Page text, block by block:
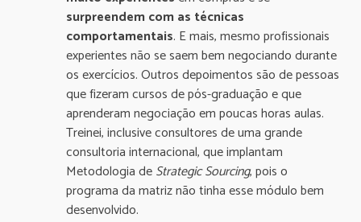
surpreendem com as técnicas
comportamentais. E mais, mesmo profissionais
experientes não se saem bem negociando durante
os exercícios. Outros depoimentos são de pessoas
que fizeram cursos de pós-graduação e que
aprenderam negociação em poucas horas aulas.
Treinei, inclusive consultores de uma grande
consultoria internacional, que implantam
Metodologia deStrategic Sourcing, pois o
programa da matriz não tinha esse módulo bem
desenvolvido.